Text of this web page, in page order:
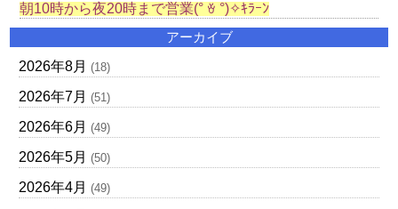
朝10時から夜20時まで営業(° ꈊ °)✧ｷﾗｰﾝ
アーカイブ
2026年8月 (18)
2026年7月 (51)
2026年6月 (49)
2026年5月 (50)
2026年4月 (49)